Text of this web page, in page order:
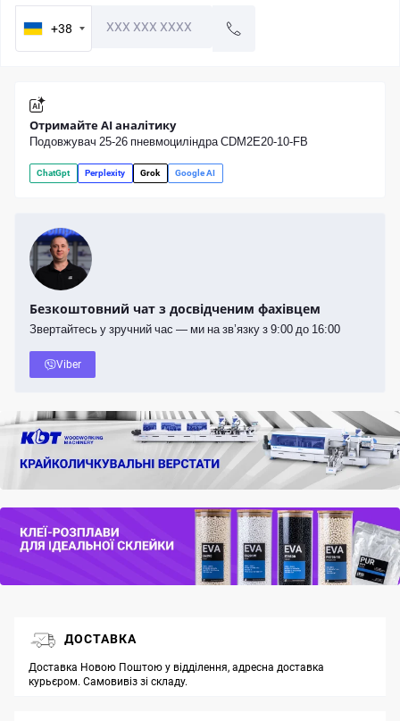
+38
Отримайте AI аналітику
Подовжувач 25-26 пневмоциліндра CDM2E20-10-FB
ChatGpt Perplexity Grok Google AI
Безкоштовний чат з досвідченим фахівцем
Звертайтесь у зручний час — ми на зв’язку з 9:00 до 16:00
Viber
ДОСТАВКА
Доставка Новою Поштою у відділення, адресна доставка
курьєром. Самовивіз зі складу.